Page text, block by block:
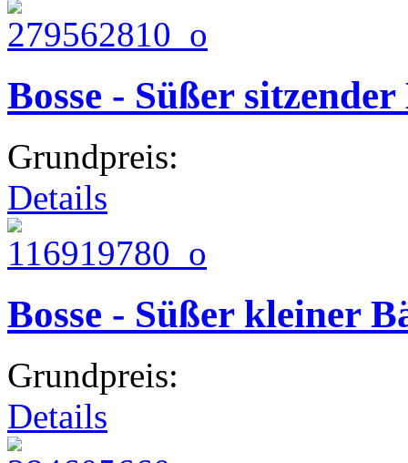
Bosse - Süßer
Grundpreis:
Details
Bosse - Süßer kleiner
Grundpreis:
Details